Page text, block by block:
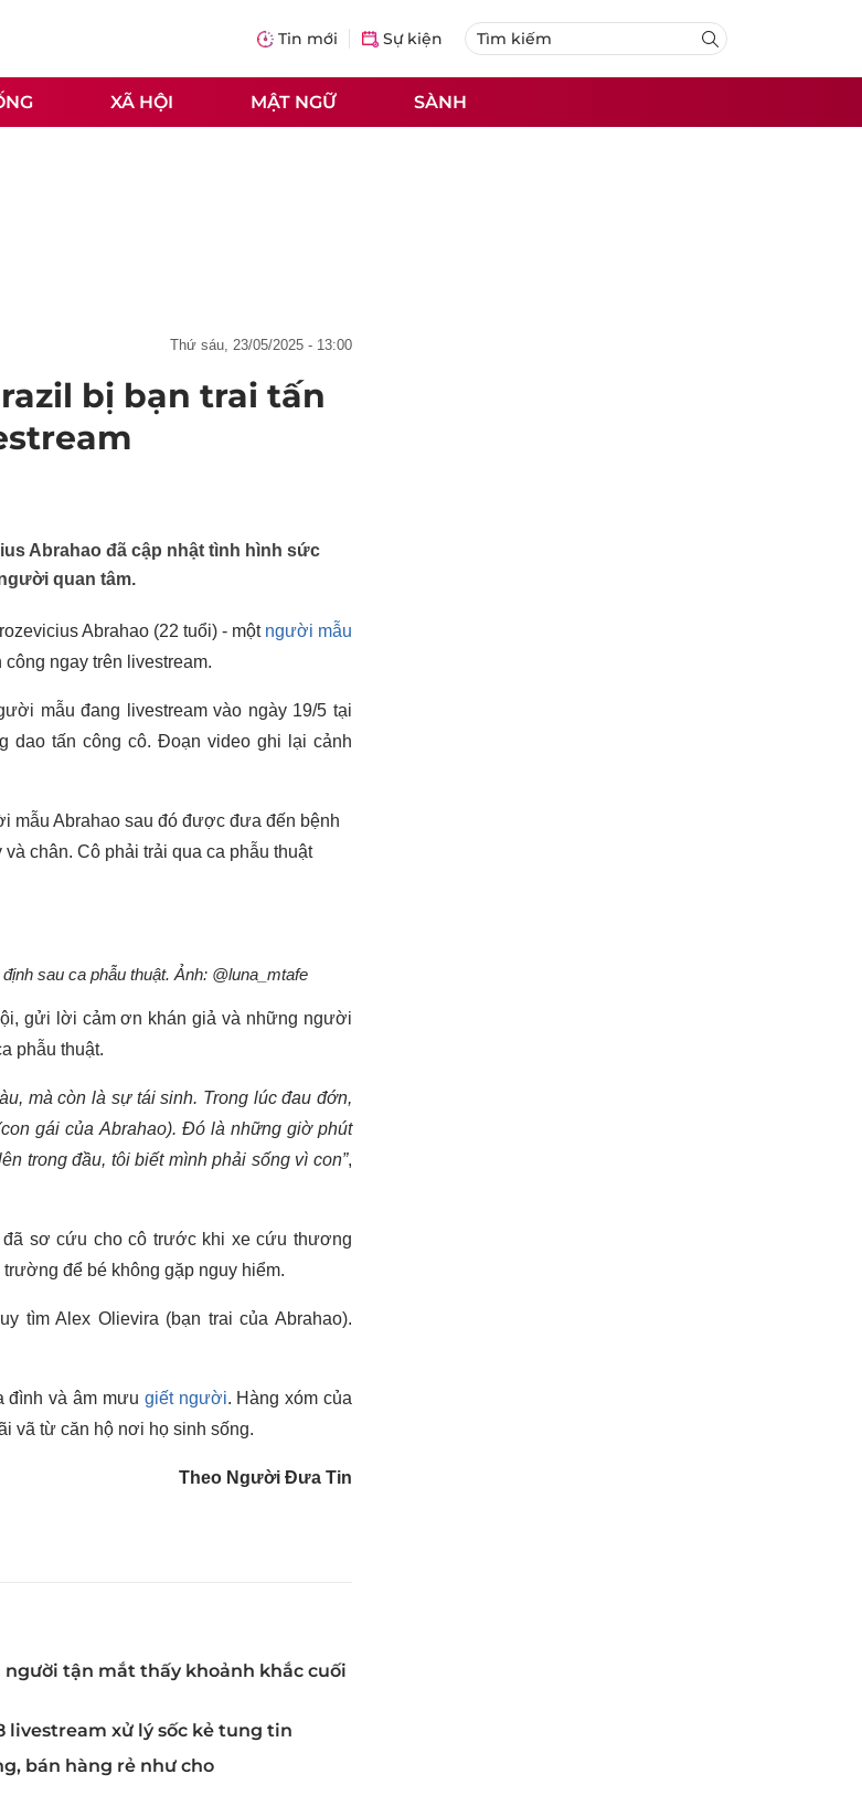
Tin mới Sự kiện
XÃ HỘI MẬT NGỮ SÀNH
thứ sáu, 23/05/2025 - 13:00
bị bạn trai tấn
Abrahao đã cập nhật tình hình sức
quan tâm.
Abrahao (22 tuổi) - một người mẫu
ngay trên livestream.
mẫu đang livestream vào ngày 19/5 tại
dao tấn công cô. Đoạn video ghi lại cảnh
mẫu Abrahao sau đó được đưa đến bệnh
chân. Cô phải trải qua ca phẫu thuật
sau ca phẫu thuật. Ảnh: @luna_mtafe
gửi lời cảm ơn khán giả và những người
phẫu thuật.
mà còn là sự tái sinh. Trong lúc đau đớn,
gái của Abrahao). Đó là những giờ phút
trong đầu, tôi biết mình phải sống vì con”,
sơ cứu cho cô trước khi xe cứu thương
để bé không gặp nguy hiểm.
tìm Alex Olievira (bạn trai của Abrahao).
đình và âm mưu giết người. Hàng xóm của
vã từ căn hộ nơi họ sinh sống.
Theo Người Đưa Tin
tận mắt thấy khoảnh khắc cuối
livestream xử lý sốc kẻ tung tin
bán hàng rẻ như cho